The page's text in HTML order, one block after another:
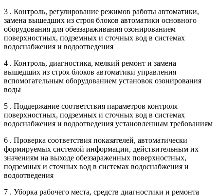
3 . Контроль, регулирование режимов работы автоматики,
замена вышедших из строя блоков автоматики основного
оборудования для обеззараживания озонированием
поверхностных, подземных и сточных вод в системах
водоснабжения и водоотведения
4 . Контроль, диагностика, мелкий ремонт и замена
вышедших из строя блоков автоматики управления
вспомогательным оборудованием установок озонирования
воды
5 . Поддержание соответствия параметров контроля
поверхностных, подземных и сточных вод в системах
водоснабжения и водоотведения установленным требованиям
6 . Проверка соответствия показателей, автоматически
формируемых системой информации, действительным их
значениям на выходе обеззараженных поверхностных,
подземных и сточных вод в системах водоснабжения и
водоотведения
7 . Уборка рабочего места, средств диагностики и ремонта